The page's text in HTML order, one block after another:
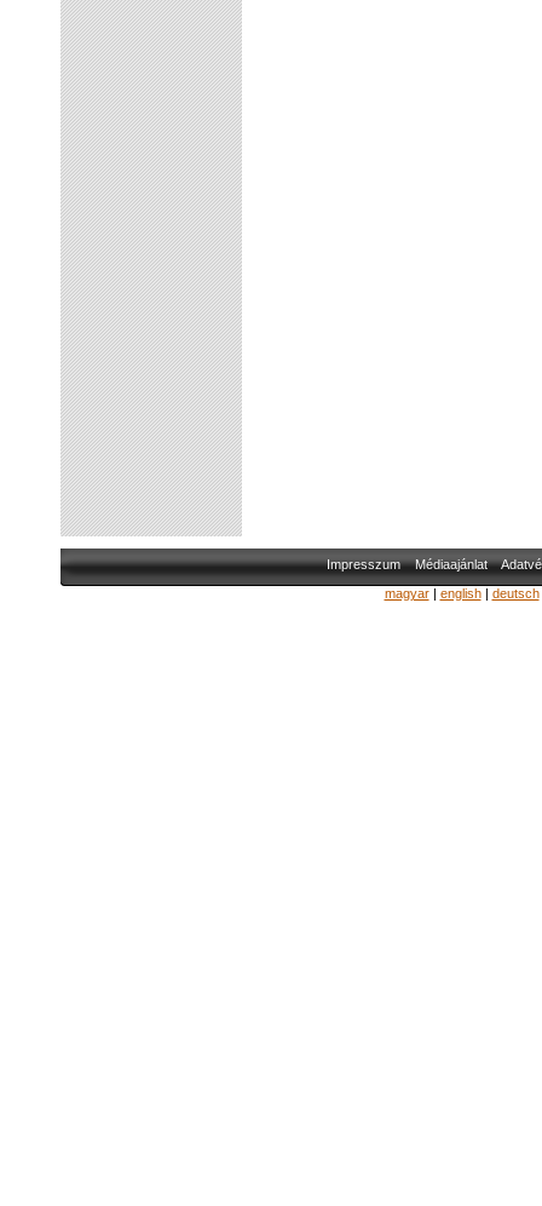
Impresszum Médiaajánlat
magyar| english| deutsch